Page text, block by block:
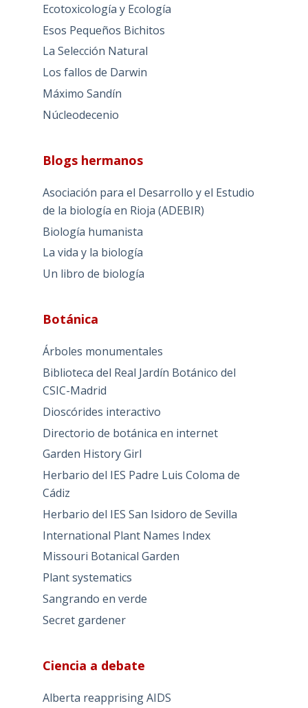
Ecotoxicología y Ecología
Esos Pequeños Bichitos
La Selección Natural
Los fallos de Darwin
Máximo Sandín
Núcleodecenio
Blogs hermanos
Asociación para el Desarrollo y el Estudio
de la biología en Rioja (ADEBIR)
Biología humanista
La vida y la biología
Un libro de biología
Botánica
Árboles monumentales
Biblioteca del Real Jardín Botánico del
CSIC-Madrid
Dioscórides interactivo
Directorio de botánica en internet
Garden History Girl
Herbario del IES Padre Luis Coloma de
Cádiz
Herbario del IES San Isidoro de Sevilla
International Plant Names Index
Missouri Botanical Garden
Plant systematics
Sangrando en verde
Secret gardener
Ciencia a debate
Alberta reapprising AIDS